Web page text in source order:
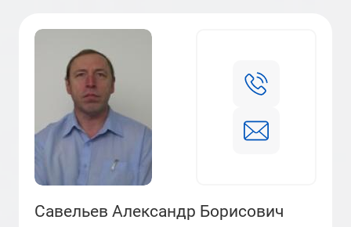
Савельев Александр Борисович